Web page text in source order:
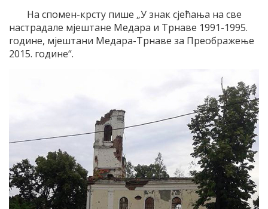
На спомен-крсту пише „У знак сјећања на све
настрадале мјештане Медара и Трнаве 1991-1995.
године, мјештани Медара-Трнаве за Преображење
2015. године“.